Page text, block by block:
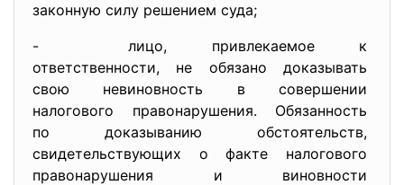
законную силу решением суда;
- лицо, привлекаемое к
ответственности, не обязано доказывать
свою невиновность в совершении
налогового правонарушения. Обязанность
по доказыванию обстоятельств,
свидетельствующих о факте налогового
правонарушения и виновности